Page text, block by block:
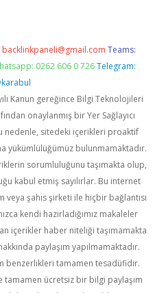
backlinkpaneli@gmail.com Teams:
0262 606 0 726 Telegram:
Kanun gereğince Bilgi Teknolojileri
onaylanmış bir Yer Sağlayıcı
nedenle, sitedeki içerikleri proaktif
yükümlülüğümüz bulunmamaktadır.
sorumluluğunu taşımakta olup,
kabul etmiş sayılırlar. Bu internet
şahıs şirketi ile hiçbir bağlantısı
kendi hazırladığımız makaleler
içerikler haber niteliği taşımamakta
paylaşım yapılmamaktadır.
benzerlikleri tamamen tesadüfidir.
tamamen ücretsiz bir bilgi paylaşım